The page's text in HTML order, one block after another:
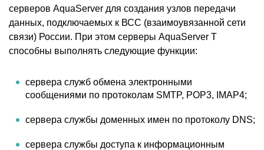
серверов AquaServer для создания узлов передачи
данных, подключаемых к ВСС (взаимоувязанной сети
связи) России. При этом серверы AquaServer T
способны выполнять следующие функции:
сервера служб обмена электронными
сообщениями по протоколам SMTP, POP3, IMAP4;
сервера службы доменных имен по протоколу DNS;
сервера службы доступа к информационным